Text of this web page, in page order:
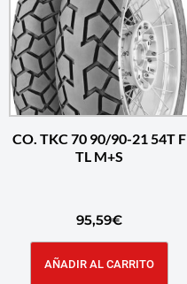
CO. TKC 70 90/90-21 54T F
TL M+S
95,59€
AÑADIR AL CARRITO